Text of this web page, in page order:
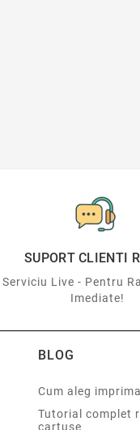
SUPORT CLIENTI
Serviciu Live - Pentru
Imediate!
BLOG
Cum aleg
Tutorial complet
cartuse